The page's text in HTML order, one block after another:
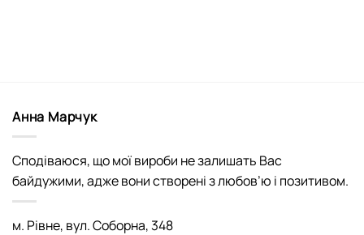
Анна Марчук
Сподіваюся, що мої вироби не залишать Вас
байдужими, адже вони створені з любов’ю і позитивом.
м. Рівне, вул. Соборна, 348